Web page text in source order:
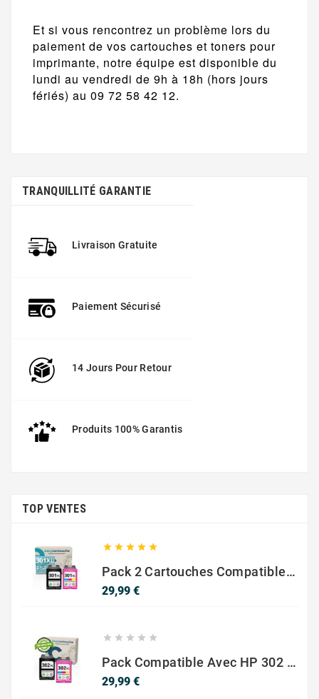
Et si vous rencontrez un problème lors du
paiement de vos cartouches et toners pour
imprimante, notre équipe est disponible du
lundi au vendredi de 9h à 18h (hors jours
fériés) au 09 72 58 42 12.
TRANQUILLITÉ GARANTIE
Livraison Gratuite
Paiement Sécurisé
14 Jours Pour Retour
Produits 100% Garantis
TOP VENTES
    
Pack 2 Cartouches Compatible Avec HP 301 XL Noir Et Couleur
29,99 €Prix
    
Pack Compatible Avec HP 302 XL Noir Et Couleur - SANS NIVEAU ENCRE
29,99 €Prix